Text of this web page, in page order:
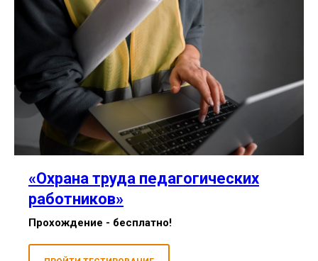
«Охрана труда педагогических
работников»
Прохождение - бесплатно!